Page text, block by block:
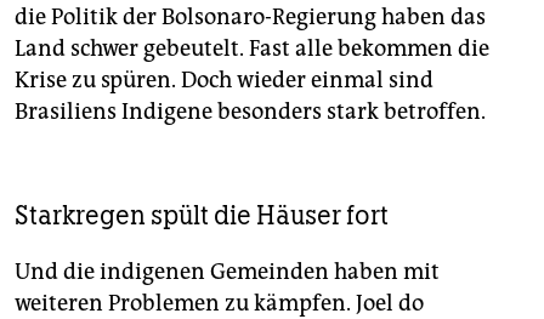
die Politik der Bolsonaro-Regierung haben das
Land schwer gebeutelt. Fast alle bekommen die
Krise zu spüren. Doch wieder einmal sind
Brasiliens Indigene besonders stark betroffen.
Starkregen spült die Häuser fort
Und die indigenen Gemeinden haben mit
weiteren Problemen zu kämpfen. Joel do